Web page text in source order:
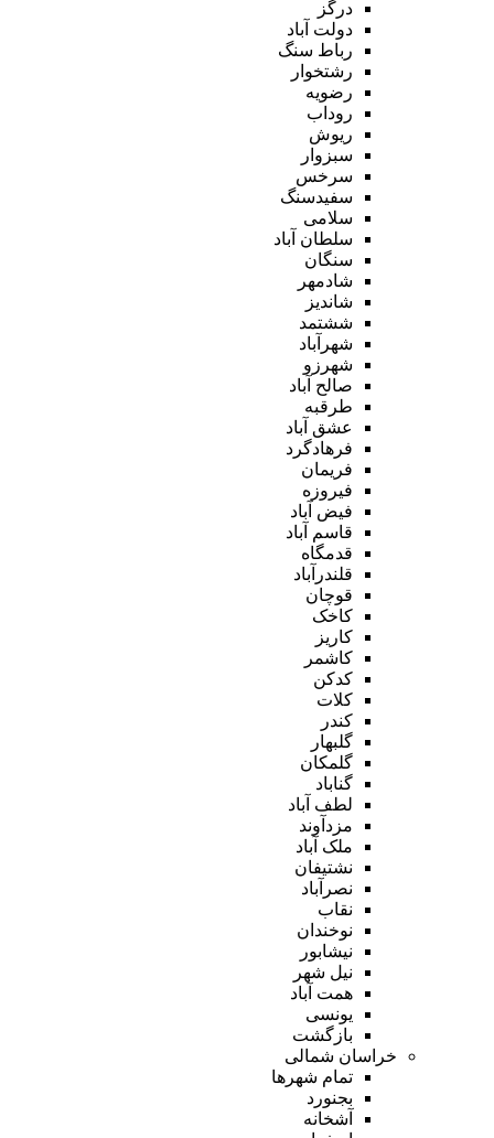
درگز
دولت آباد
رباط سنگ
رشتخوار
رضویه
روداب
ریوش
سبزوار
سرخس
سفیدسنگ
سلامی
سلطان آباد
سنگان
شادمهر
شاندیز
ششتمد
شهرآباد
شهرزو
صالح آباد
طرقبه
عشق آباد
فرهادگرد
فریمان
فیروزه
فیض آباد
قاسم آباد
قدمگاه
قلندرآباد
قوچان
کاخک
کاریز
کاشمر
کدکن
کلات
کندر
گلبهار
گلمکان
گناباد
لطف آباد
مزدآوند
ملک آباد
نشتیفان
نصرآباد
نقاب
نوخندان
نیشابور
نیل شهر
همت آباد
یونسی
بازگشت
خراسان شمالی
تمام شهر‌ها
بجنورد
آشخانه